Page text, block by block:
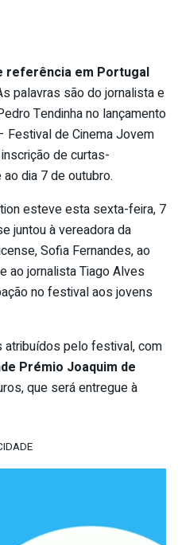
referência em Portugal
palavras são do jornalista e
Tendinha no lançamento
Festival de Cinema Jovem
de curtas-
dia 7 de outubro.
esteve esta sexta-feira, 7
juntou àvereadora da
Sofia Fernandes, ao
ao jornalista Tiago Alves
no festival aos jovens
pelo festival, com
Prémio Joaquim de
que será entregue à